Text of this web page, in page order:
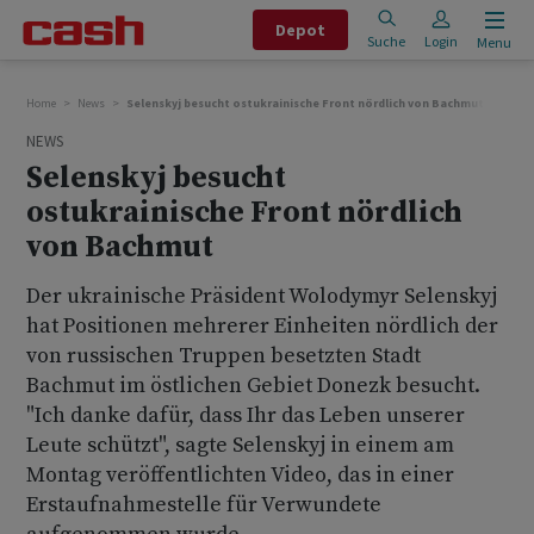
Depot
Suche Login Menu
Home News Selenskyj besucht ostukrainische Front nördlich von Bachmut
NEWS
Selenskyj besucht
ostukrainische Front nördlich
von Bachmut
Der ukrainische Präsident Wolodymyr Selenskyj
hat Positionen mehrerer Einheiten nördlich der
von russischen Truppen besetzten Stadt
Bachmut im östlichen Gebiet Donezk besucht.
"Ich danke dafür, dass Ihr das Leben unserer
Leute schützt", sagte Selenskyj in einem am
Montag veröffentlichten Video, das in einer
Erstaufnahmestelle für Verwundete